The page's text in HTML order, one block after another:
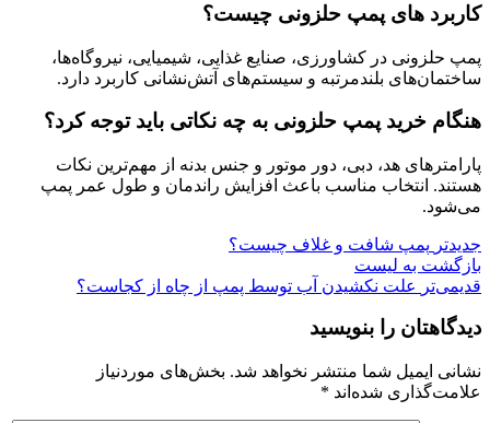
کاربرد های پمپ حلزونی چیست؟
پمپ حلزونی در کشاورزی، صنایع غذایی، شیمیایی، نیروگاه‌ها،
ساختمان‌های بلندمرتبه و سیستم‌های آتش‌نشانی کاربرد دارد.
هنگام خرید پمپ حلزونی به چه نکاتی باید توجه کرد؟
پارامترهای هد، دبی، دور موتور و جنس بدنه از مهم‌ترین نکات
هستند. انتخاب مناسب باعث افزایش راندمان و طول عمر پمپ
می‌شود.
جدیدتر پمپ شافت و غلاف چیست؟
بازگشت بە لیست
قدیمی‌تر
علت نکشیدن آب توسط پمپ از چاه از کجاست؟
دیدگاهتان را بنویسید
نشانی ایمیل شما منتشر نخواهد شد. بخش‌های موردنیاز
علامت‌گذاری شده‌اند *